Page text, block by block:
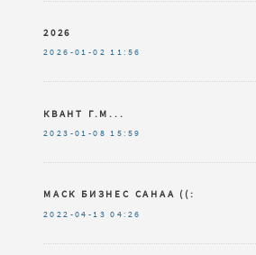
2026
2026-01-02 11:56
КВАНТ Г.М...
2023-01-08 15:59
МАСК БИЗНЕС САНАА ((:
2022-04-13 04:26